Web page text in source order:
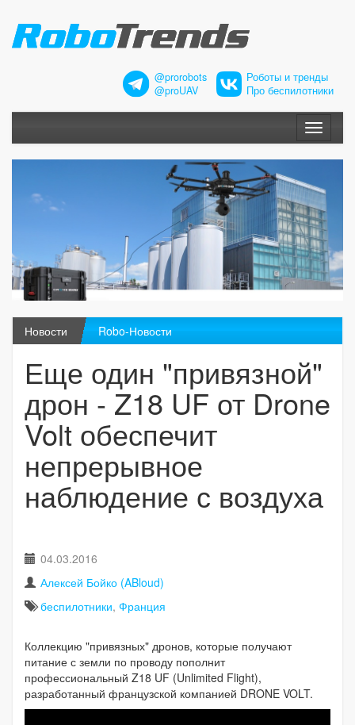
@prorobots
@proUAV
Роботы и тренды
Про беспилотники
Меню
Новости Robo-Новости
Еще один "привязной"
дрон - Z18 UF от Drone
Volt обеспечит
непрерывное
наблюдение с воздуха
04.03.2016
Алексей Бойко (ABloud)
беспилотники, Франция
Коллекцию "привязных" дронов, которые получают
питание с земли по проводу пополнит
профессиональный Z18 UF (Unlimited Flight),
разработанный французской компанией DRONE VOLT.